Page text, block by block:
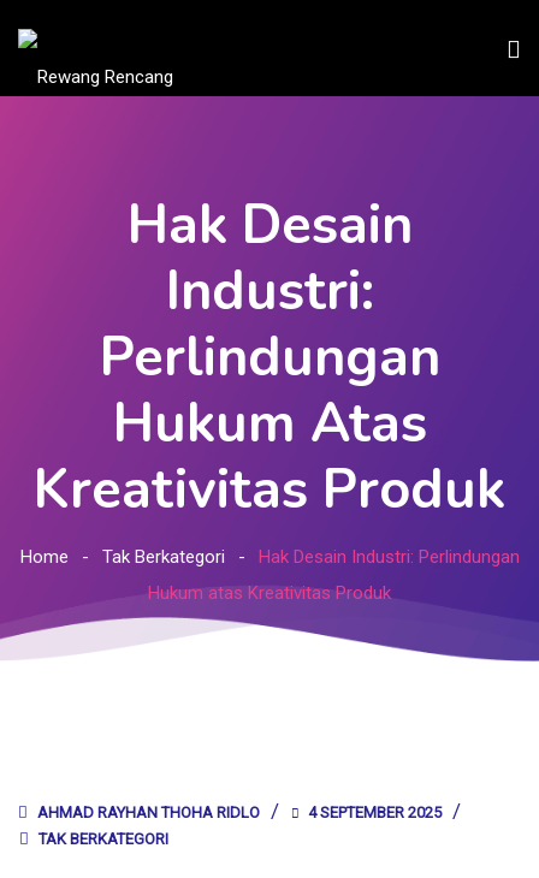
Hak Desain
Industri:
Perlindungan
Hukum Atas
Kreativitas Produk
Home Tak Berkategori
Hak Desain Industri: Perlindungan
Hukum atas Kreativitas Produk
AHMAD RAYHAN THOHA RIDLO
4 SEPTEMBER 2025
TAK BERKATEGORI